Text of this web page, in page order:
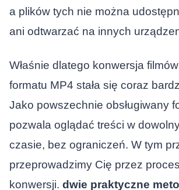
a plików tych nie można
ani odtwarzać na innych
Właśnie dlatego konwersja
formatu MP4 stała się coraz
Jako powszechnie obsługiwany
pozwala oglądać treści w
czasie, bez ograniczeń. W tym
przeprowadzimy Cię przez proces
konwersji. dwie praktyczne